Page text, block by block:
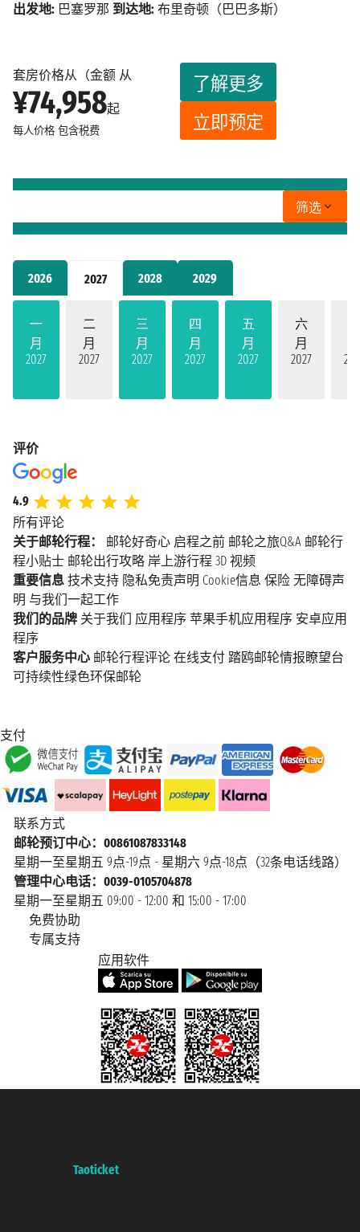
2026 2027 2028 2029
一
月
2027
二
月
2027
三
月
2027
四
月
2027
五
月
2027
六
月
2027
套房价格从（金额 从
¥74,958起
每人价格 包含税费
了解更多
立即预定
出发地: 巴塞罗那 到达地: 布里奇顿（巴巴多斯）
筛选
评价
4.9
所有评论
关于邮轮行程：
邮轮好奇心 启程之前 邮轮之旅Q&A 邮轮行
程小贴士 邮轮出行攻略 岸上游行程 3D 视频
重要信息 技术支持 隐私免责声明 Cookie信息 保险 无障碍声
明 与我们一起工作
我们的品牌 关于我们 应用程序 苹果手机应用程序 安卓应用
程序
客户服务中心 邮轮行程评论 在线支付 踏鸥邮轮情报瞭望台
可持续性绿色环保邮轮
支付
联系方式
邮轮预订中心：00861087833148
星期一至星期五 9点-19点 - 星期六 9点-18点（32条电话线路）
管理中心电话：0039-0105704878
星期一至星期五 09:00 - 12:00 和 15:00 - 17:00
免费协助
专属支持
应用软件
Taoticket